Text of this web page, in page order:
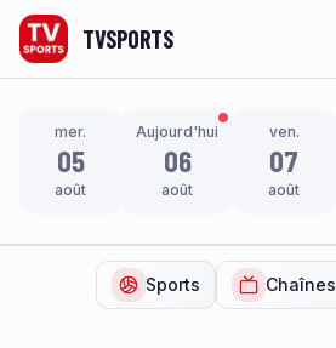
TVSPORTS
mer.
05
août
Aujourd'hui
06
août
ven.
07
août
Sports Chaînes